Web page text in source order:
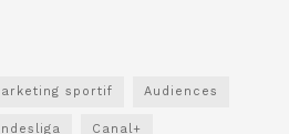
sportif Audiences
Canal+